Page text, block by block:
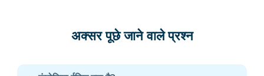
अक्सर पूछे जाने वाले प्रश्न